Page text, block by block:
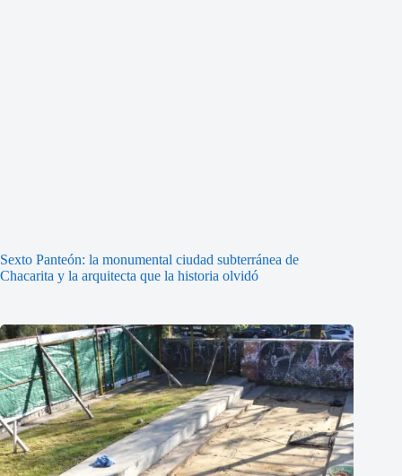
Sexto Panteón: la monumental ciudad subterránea de
Chacarita y la arquitecta que la historia olvidó